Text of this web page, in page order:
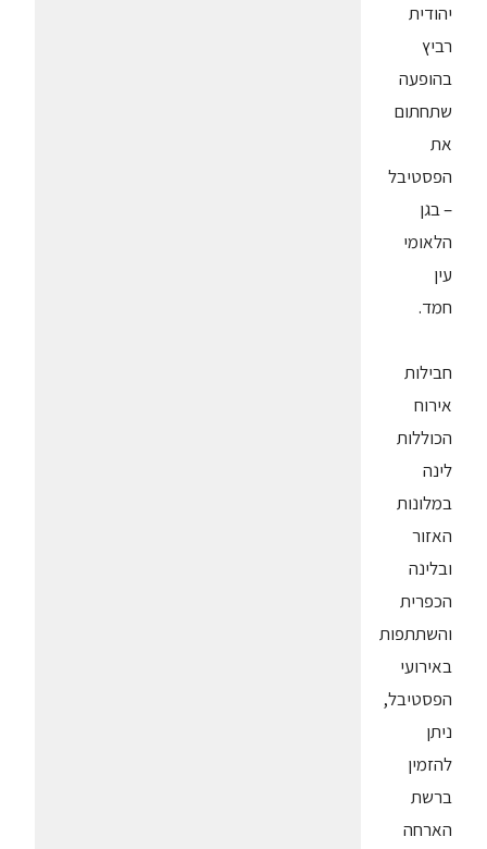
יהודית
רביץ
בהופעה
שתחתום
את
הפסטיבל
– בגן
הלאומי
עין
חמד.
חבילות
אירוח
הכוללות
לינה
במלונות
האזור
ובלינה
הכפרית
והשתתפות
באירועי
הפסטיבל,
ניתן
להזמין
ברשת
הארחה